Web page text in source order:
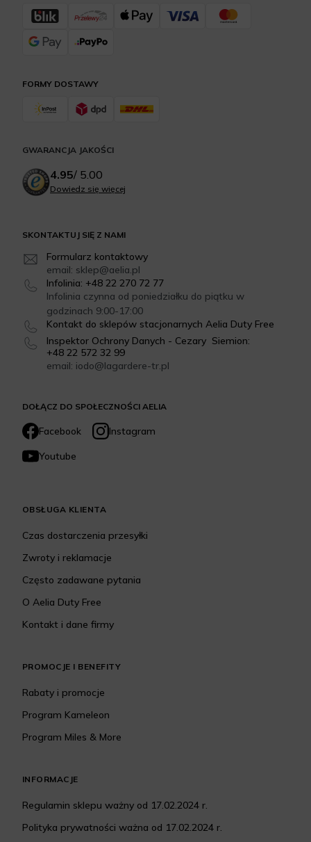
DOŁĄCZ DO SPOŁECZNOŚCI AELIA
Facebook
Instagram
Youtube
SKONTAKTUJ SIĘ Z NAMI
Formularz kontaktowy
email: sklep@aelia.pl
Infolinia: +48 22 270 72 77
Infolinia czynna od poniedziałku do piątku w
godzinach 9:00-17:00
Kontakt do sklepów stacjonarnych Aelia Duty Free
Inspektor Ochrony Danych - Cezary Siemion:
+48 22 572 32 99
email: iodo@lagardere-tr.pl
FORMY DOSTAWY
OBSŁUGA KLIENTA
Czas dostarczenia przesyłki
Zwroty i reklamacje
Często zadawane pytania
O Aelia Duty Free
Kontakt i dane firmy
PROMOCJE I BENEFITY
Rabaty i promocje
Program Kameleon
Program Miles & More
INFORMACJE
Regulamin sklepu ważny od 17.02.2024 r.
Polityka prywatności ważna od 17.02.2024 r.
GWARANCJA JAKOŚCI
4.95/ 5.00
Dowiedz się więcej